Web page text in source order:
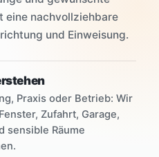
eine nachvollziehbare
und Einweisung.
Praxis oder Betrieb: Wir
Zufahrt, Garage,
sensible Räume